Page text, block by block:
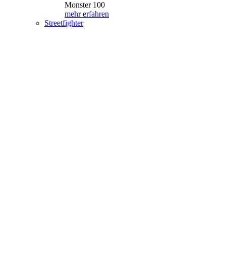
Monster 100
mehr erfahren
Streetfighter